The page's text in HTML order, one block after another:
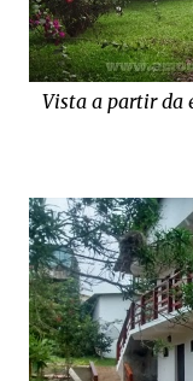
Vista a partir da